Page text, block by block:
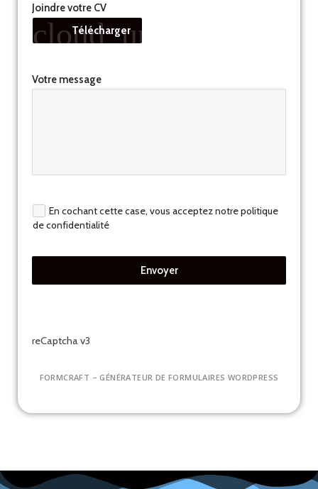
Joindre votre CV
cloud_upload
Télécharger
Votre message
En cochant cette case, vous acceptez notre politique
de confidentialité
Envoyer
reCaptcha v3
FORMCRAFT – GÉNÉRATEUR DE FORMULAIRES WORDPRESS